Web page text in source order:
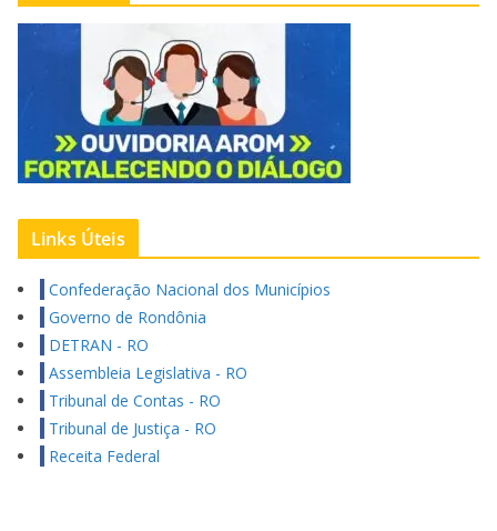
Links Úteis
Confederação Nacional dos Municípios
Governo de Rondônia
DETRAN - RO
Assembleia Legislativa - RO
Tribunal de Contas - RO
Tribunal de Justiça - RO
Receita Federal